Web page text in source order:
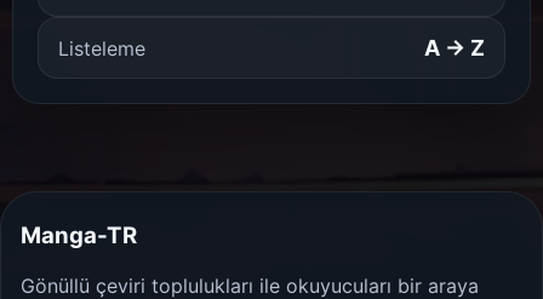
Listeleme A → Z
Manga-TR
Gönüllü çeviri toplulukları ile okuyucuları bir araya